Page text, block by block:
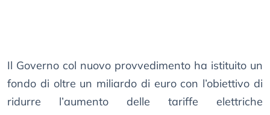
Il Governo col nuovo provvedimento ha istituito un
fondo di oltre un miliardo di euro con l’obiettivo di
ridurre l’aumento delle tariffe elettriche